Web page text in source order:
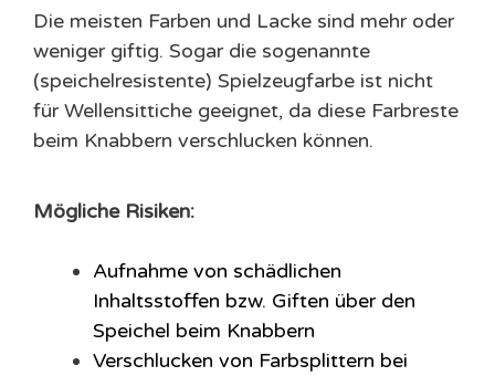
Die meisten Farben und Lacke sind mehr oder
weniger giftig. Sogar die sogenannte
(speichelresistente) Spielzeugfarbe ist nicht
für Wellensittiche geeignet, da diese Farbreste
beim Knabbern verschlucken können.
Mögliche Risiken:
Aufnahme von schädlichen
Inhaltsstoffen bzw. Giften über den
Speichel beim Knabbern
Verschlucken von Farbsplittern bei